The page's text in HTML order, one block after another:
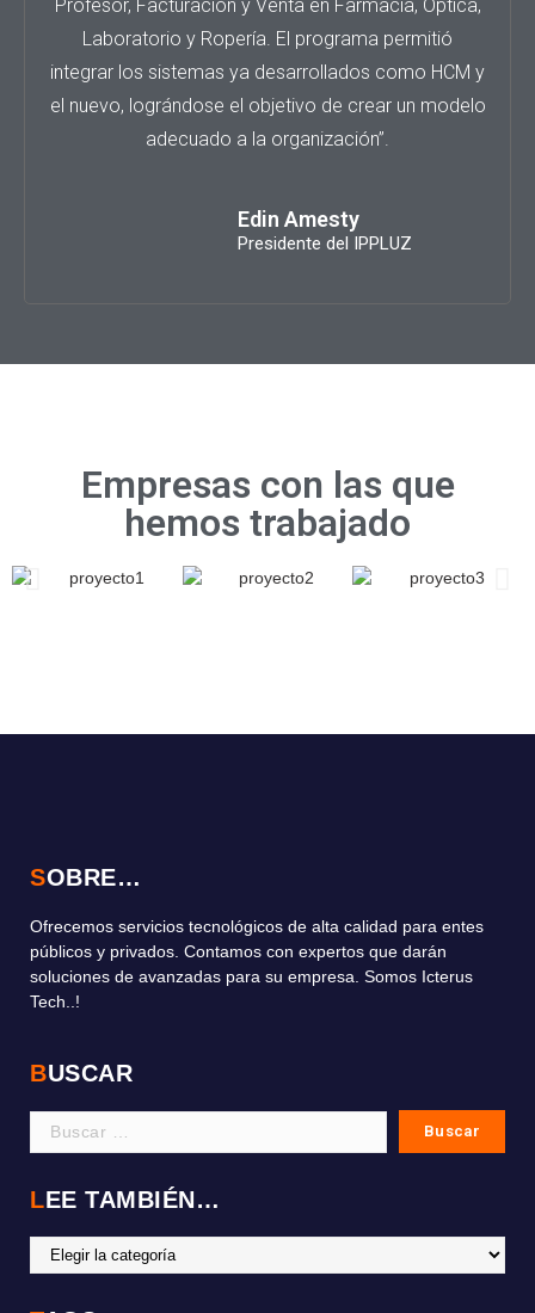
Profesor, Facturación y Venta en Farmacia, Óptica,
Laboratorio y Ropería. El programa permitió
integrar los sistemas ya desarrollados como HCM y
el nuevo, lográndose el objetivo de crear un modelo
adecuado a la organización”.
Edin Amesty
Presidente del IPPLUZ
Empresas con las que
hemos trabajado
SOBRE…
Ofrecemos servicios tecnológicos de alta calidad para entes
públicos y privados. Contamos con expertos que darán
soluciones de avanzadas para su empresa. Somos Icterus
Tech..!
BUSCAR
LEE TAMBIÉN…